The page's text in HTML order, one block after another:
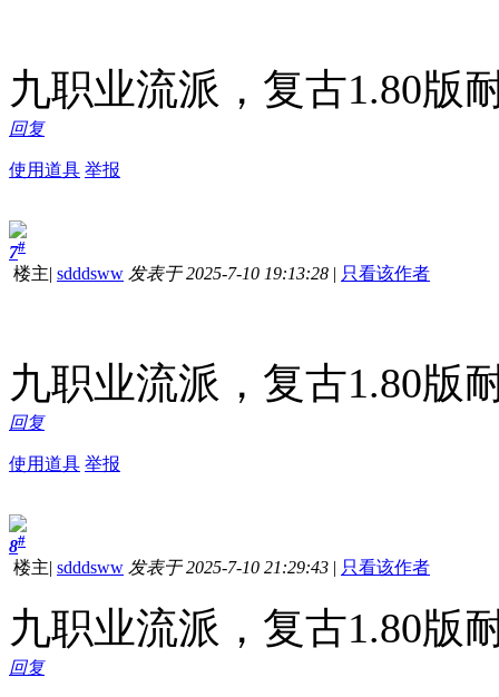
九职业流派，复古1.80版
回复
使用道具 举报
7#
楼主| sdddsww 发表于 2025-7-10 19:13:28 | 只看该作者
九职业流派，复古1.80版
回复
使用道具 举报
8#
楼主| sdddsww 发表于 2025-7-10 21:29:43 | 只看该作者
九职业流派，复古1.80版
回复